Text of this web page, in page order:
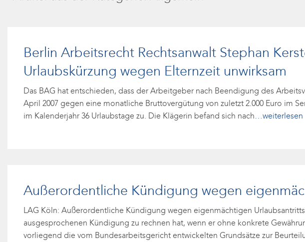
Berlin Arbeitsrecht Rechtsanwalt Stephan
Urlaubskürzung wegen Elternzeit unwirksam
Das BAG hat entschieden, dass der Arbeitgeber nach Beendigung des
April 2007 gegen eine monatliche Bruttovergütung von zuletzt 2.000 Euro im
im Kalenderjahr 36 Urlaubstage zu. Die Klägerin befand sich nach…weiterlesen
Außerordentliche Kündigung wegen
LAG Köln: Außerordentliche Kündigung wegen eigenmächtigen
ausgesprochenen Kündigung zu rechnen hat, wenn er ohne konkrete
vorliegend die vom Bundesarbeitsgericht entwickelten Grundsätze zur